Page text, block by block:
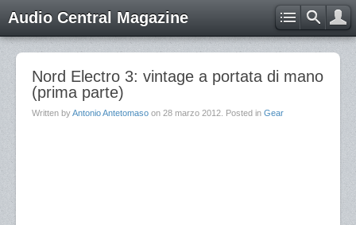
Audio Central Magazine
Nord Electro 3: vintage a portata di mano
(prima parte)
Written byAntonio Antetomaso on 28 marzo 2012 . Posted in Gear